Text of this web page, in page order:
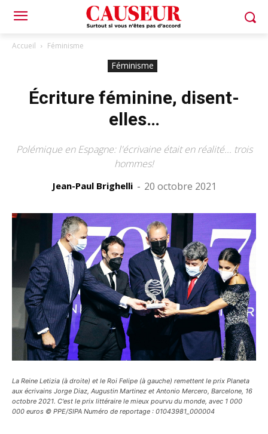
Accueil Féminisme
Féminisme
Écriture féminine, disent-
elles…
Polémique en Espagne: l'écrivaine était en réalité... trois
hommes!
Jean-Paul Brighelli - 20 octobre 2021
La Reine Letizia (à droite) et le Roi Felipe (à gauche) remettent le prix Planeta
aux écrivains Jorge Diaz, Augustin Martinez et Antonio Mercero, Barcelone, 16
octobre 2021. C'est le prix littéraire le mieux pourvu du monde, avec 1 000
000 euros © PPE/SIPA Numéro de reportage : 01043981_000004